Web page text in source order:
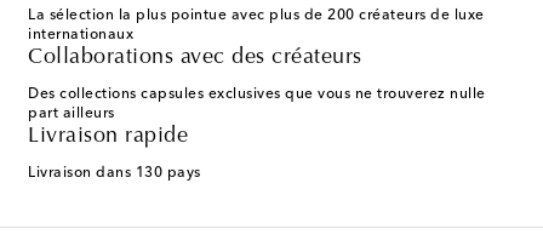
La sélection la plus pointue avec plus de 200 créateurs de luxe
internationaux
Collaborations avec des créateurs
Des collections capsules exclusives que vous ne trouverez nulle
part ailleurs
Livraison rapide
Livraison dans 130 pays